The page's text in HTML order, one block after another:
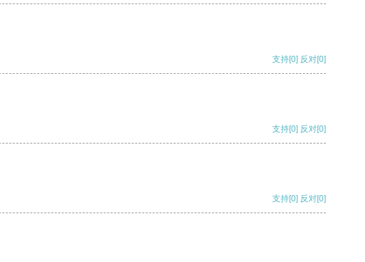
支持[0] 反对[0]
支持[0] 反对[0]
支持[0] 反对[0]